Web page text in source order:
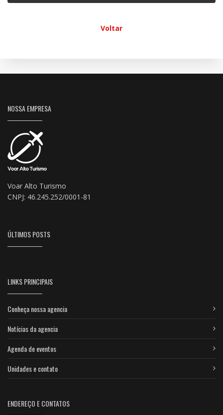
Voltar
NOSSA EMPRESA
Voar Alto Turismo
CNPJ: 46.245.252/0001-81
ÚLTIMOS POSTS
LINKS PRINCIPAIS
Conheça nossa agencia
Notícias da agencia
Agenda de eventos
Unidades e contato
ENDEREÇO E CONTATOS